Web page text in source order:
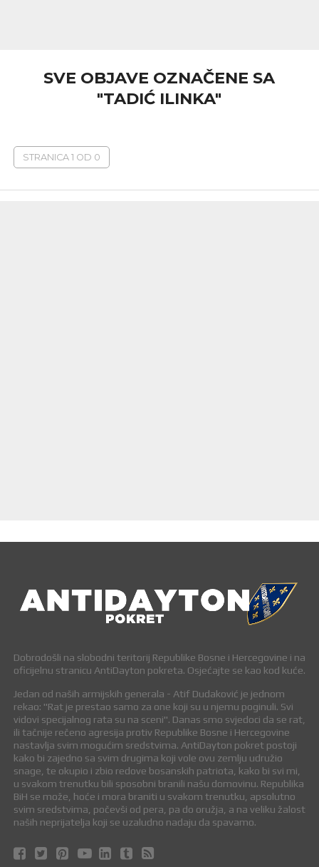
SVE OBJAVE OZNAČENE SA
"TADIĆ ILINKA"
STRANICA 1 OD 0
Dobrodošli na slobodni teritorij Republike Bosne i Hercegovine i na
oficijelnu stranicu AntiDayton pokreta. Osjećajte se kao kod kuće.
Jedan od naših armijskih generala - Atif Dudaković je jednom
rekao: "Rat je prestao samo za one koji su u njemu poginuli. Svi
vidovi specijalnog rata su na sceni". Danas smo svjedoci da se rat,
ili tačnije rečeno agresija protiv Republike Bosne i Hercegovine
nastavlja svim mogućim sredstvima. AntiDayton pokret postoji
kako bi zajedno sa svim drugima koji vole ovu zemlju udružio
snage, te okupio i zbio redove bosanskih patriota, kako bi svi mi,
u svakom trenutku bili sposobni branili našu domovinu. Republika
BiH se može, hoće i mora braniti u svakom trenutku, apsolutno
svim sredstvima, počevši od pera, pa do oružja, a na veliku žalost
naših neprijatelja koji se uzaludno nadaju da spavamo.